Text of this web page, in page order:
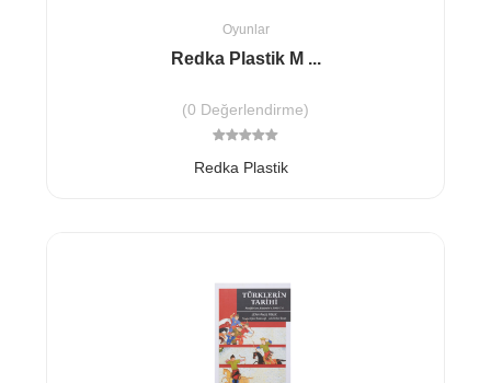
Oyunlar
Redka Plastik M ...
(0 Değerlendirme)
Redka Plastik